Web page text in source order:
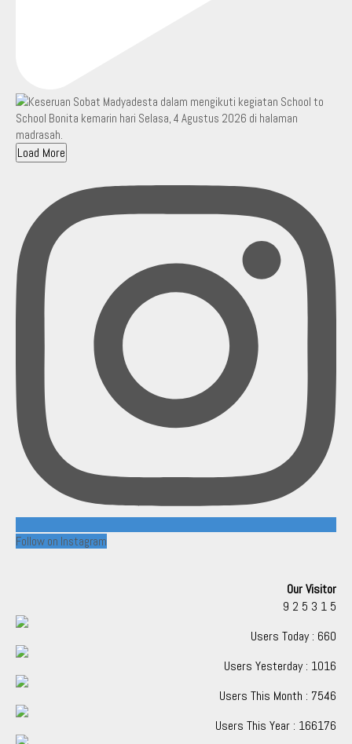
Load More
Follow on Instagram
Our Visitor
9 2 5 3 1 5
Users Today : 660
Users Yesterday : 1016
Users This Month : 7546
Users This Year : 166176